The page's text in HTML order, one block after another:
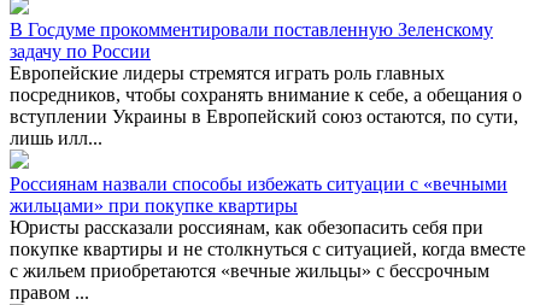
В Госдуме прокомментировали поставленную Зеленскому
задачу по России
Европейские лидеры стремятся играть роль главных
посредников, чтобы сохранять внимание к себе, а обещания о
вступлении Украины в Европейский союз остаются, по сути,
лишь илл...
Россиянам назвали способы избежать ситуации с «вечными
жильцами» при покупке квартиры
Юристы рассказали россиянам, как обезопасить себя при
покупке квартиры и не столкнуться с ситуацией, когда вместе
с жильем приобретаются «вечные жильцы» с бессрочным
правом ...